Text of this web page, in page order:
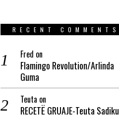
RECENT COMMENTS
Fred on
Flamingo Revolution/Arlinda
Guma
Teuta on
RECETË GRUAJE-Teuta Sadiku